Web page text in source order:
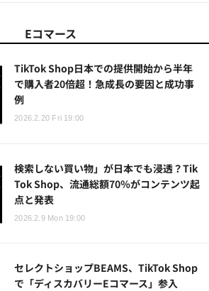
Eコマース
TikTok Shop日本での提供開始から半年
で購入者20倍超！急成長の要因と成功事
例
2026.2.20 Fri 19:00
検索しない買い物」が日本でも浸透？Tik
Tok Shop、流通総額70％がコンテンツ起
点と発表
2026.2.9 Mon 19:00
セレクトショップBEAMS、TikTok Shop
で「ディスカバリーEコマース」参入